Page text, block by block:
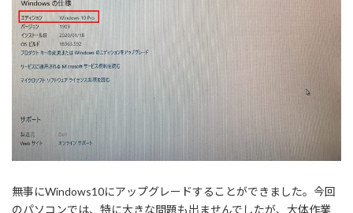
無事にWindows10にアップグレードすることができました。今回
のパソコンでは、特に大きな問題も出ませんでしたが、大体作業